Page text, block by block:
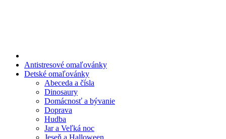
Ľudia a cirkus
Medvedíkovia a koníky
Ovocie a zelenina
Antistresové omaľovánky
Detské omaľovánky
Abeceda a čísla
Dinosaury
Domácnosť a bývanie
Doprava
Hudba
Jar a Veľká noc
Jeseň a Halloween